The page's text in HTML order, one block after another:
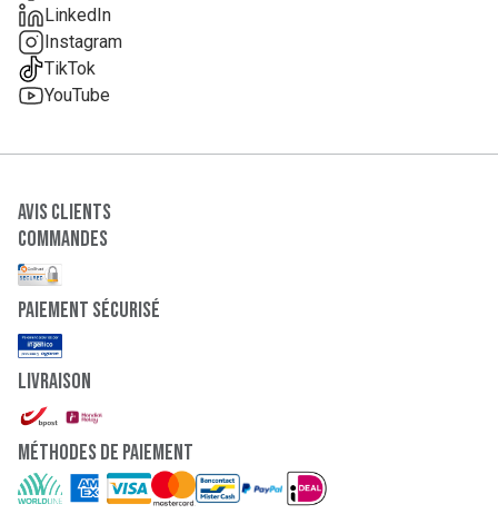
LinkedIn
Instagram
TikTok
YouTube
Avis clients
Commandes
paiement sécurisé
Livraison
Méthodes de paiement